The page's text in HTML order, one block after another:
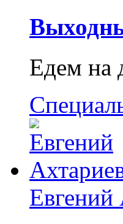
Едем на
Евгений